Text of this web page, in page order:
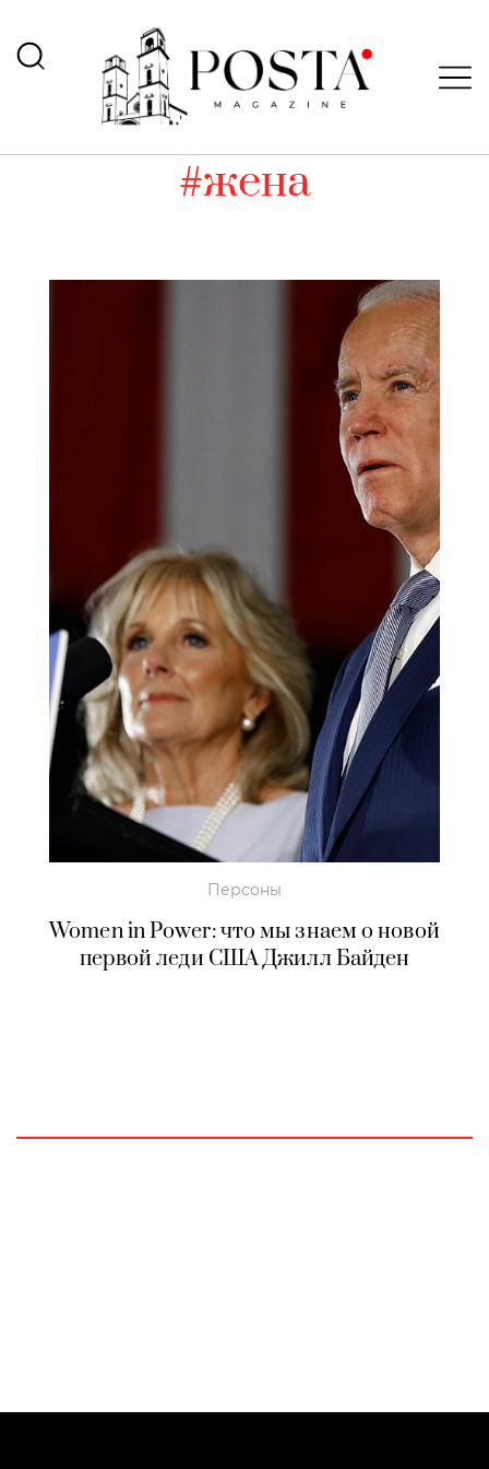
#жена
Персоны
Women in Power: что мы знаем о новой
первой леди США Джилл Байден